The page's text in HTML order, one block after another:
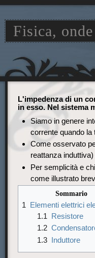
Fisica,
Jump
to
Jump
to
L'impedenza di un
in esso. Nel sistema
Siamo in genere
corrente quando
Come osservato
reattanza
Per semplicità e
come illustrato
Sommario
1
Elementi elettrici
1.1 Resistore
1.2
1.3 Induttore